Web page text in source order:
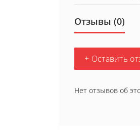
Отзывы (0)
+ Оставить
Нет отзывов об